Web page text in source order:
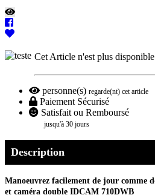
Cet Article n'est plus
personne(s) regarde(nt) cet article
Paiement Sécurisé
Satisfait ou Remboursé
jusqu'à 30 jours
Description
Manoeuvrez facilement de jour comme
et caméra double IDCAM 710DWB